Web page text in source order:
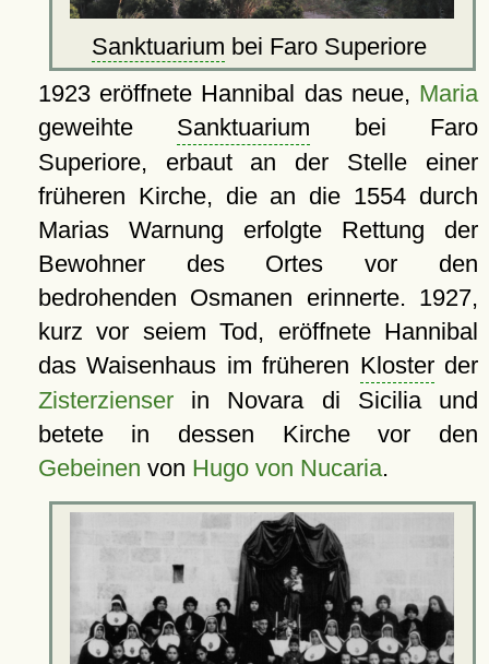
Sanktuarium bei Faro Superiore
1923 eröffnete Hannibal das neue, Maria
geweihte Sanktuarium bei Faro
Superiore, erbaut an der Stelle einer
früheren Kirche, die an die 1554 durch
Marias Warnung erfolgte Rettung der
Bewohner des Ortes vor den
bedrohenden Osmanen erinnerte. 1927,
kurz vor seiem Tod, eröffnete Hannibal
das Waisenhaus im früheren Klosterder
Zisterzienserin Novara di Sicilia und
betete in dessen Kirche vor den
Gebeinen von Hugo von Nucaria.